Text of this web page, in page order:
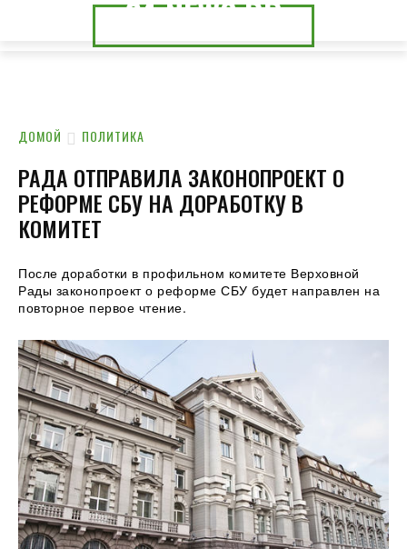
24.NEWS.CK
24.NEWS.DP
ДОМОЙ ПОЛИТИКА
РАДА ОТПРАВИЛА ЗАКОНОПРОЕКТ О
РЕФОРМЕ СБУ НА ДОРАБОТКУ В
КОМИТЕТ
После доработки в профильном комитете Верховной
Рады законопроект о реформе СБУ будет направлен на
повторное первое чтение.